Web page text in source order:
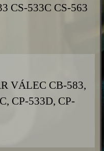
CS-533C CS-563
VÁLEC CB-583,
CP-533D, CP-